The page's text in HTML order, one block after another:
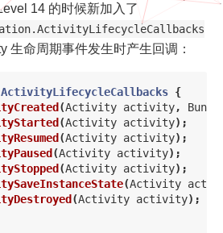
14 的时候新加入了
生命周期事件发生时产生回调：
ActivityLifecycleCallbacks {
(Activity activity,
(Activity activity);
(Activity activity);
(Activity activity);
(Activity activity);
(Activity
(Activity activity);